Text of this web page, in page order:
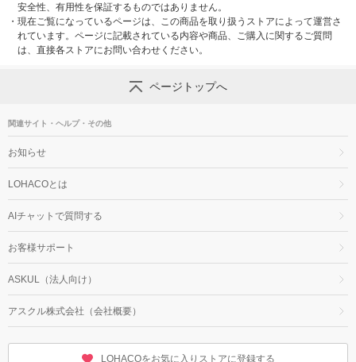
安全性、有用性を保証するものではありません。
・ 現在ご覧になっているページは、この商品を取り扱うストアによって運営さ
れています。ページに記載されている内容や商品、ご購入に関するご質問
は、直接各ストアにお問い合わせください。
ページトップへ
関連サイト・ヘルプ・その他
お知らせ
LOHACOとは
AIチャットで質問する
お客様サポート
ASKUL（法人向け）
アスクル株式会社（会社概要）
LOHACOをお気に入りストアに登録する